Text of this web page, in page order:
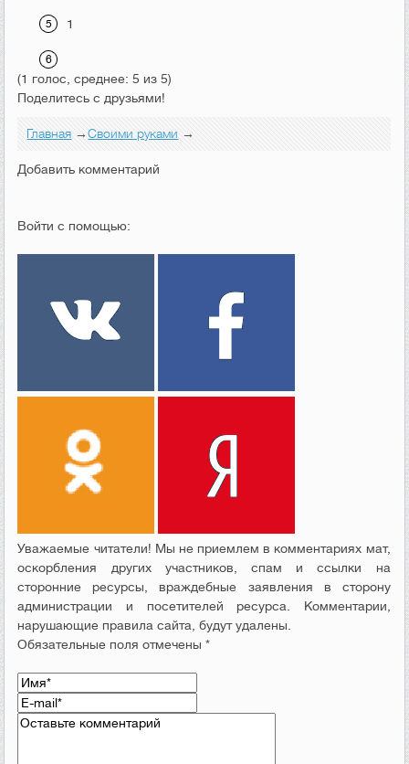
1
(1 голос, среднее: 5 из 5)
Поделитесь с друзьями!
Главная →Своими руками →
Добавить комментарий
Войти с помощью:
Уважаемые читатели! Мы не приемлем в комментариях мат,
оскорбления других участников, спам и ссылки на
сторонние ресурсы, враждебные заявления в сторону
администрации и посетителей ресурса. Комментарии,
нарушающие правила сайта, будут удалены.
Обязательные поля отмечены *